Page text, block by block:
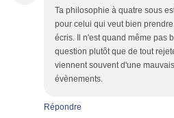
Ta philosophie à quatre sous
pour celui qui veut bien
écris. Il n'est quand même pas
question plutôt que de tout
viennent souvent d'une
évènements.
Répondre